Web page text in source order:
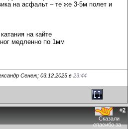
на асфальт – те же 3-5м полет и
на кайте
медленно по 1мм
Сенеж; 03.12.2025 в 23:44
#2
Сказали
спасибо за